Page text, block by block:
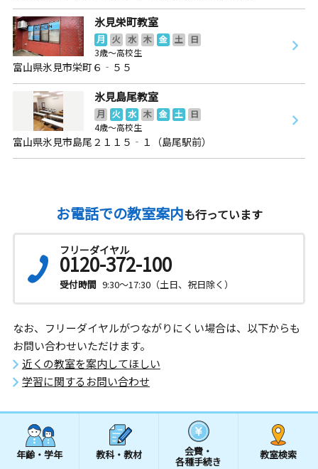
氷見栄町教室
月 火 水 木 金 土
日
3歳～高校生
富山県氷見市栄町６‐５５
氷見島尾教室
月 火 水 木 金 土
日
4歳～高校生
富山県氷見市島尾２１１５‐１（島尾駅前）
お電話での教室案内も行っています
フリーダイヤル
0120-372-100
受付時間 9:30～17:30（土日、祝日除く）
なお、フリーダイヤルがつながりにくい場合は、以下からも
お問い合わせいただけます。
近くの教室を案内してほしい
学習に関するお問い合わせ
年齢・学年 教科・教材 会費・
各種手続き
教室検索